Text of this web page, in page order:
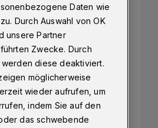
Daten wie
Durch Auswahl von OK
unsere Partner
Zwecke. Durch
diese deaktiviert.
möglicherweise
wieder aufrufen, um
indem Sie auf den
das schwebende